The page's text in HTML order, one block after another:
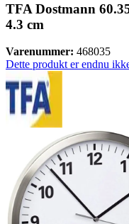
TFA Dostmann
4.3 cm
Varenummer: 468035
Dette produkt er endnu